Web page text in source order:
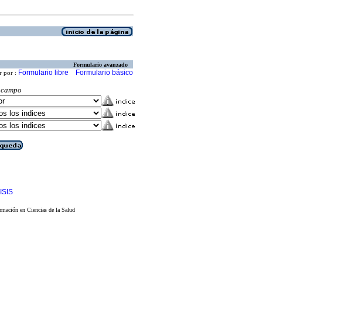
Formulario avanzado
por : Formulario libre Formulario básico
en Ciencias de la Salud